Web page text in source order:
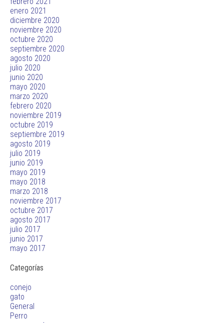
enero 2021
diciembre 2020
noviembre 2020
octubre 2020
septiembre 2020
agosto 2020
julio 2020
junio 2020
mayo 2020
marzo 2020
febrero 2020
noviembre 2019
octubre 2019
septiembre 2019
agosto 2019
julio 2019
junio 2019
mayo 2019
mayo 2018
marzo 2018
noviembre 2017
octubre 2017
agosto 2017
julio 2017
junio 2017
mayo 2017
Categorías
conejo
gato
General
Perro